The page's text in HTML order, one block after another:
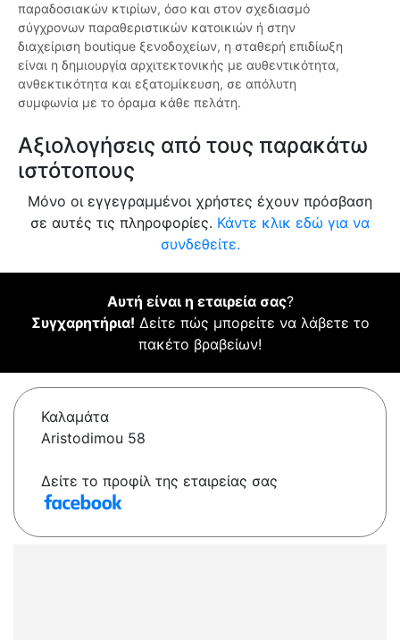
παραδοσιακών κτιρίων, όσο και στον σχεδιασμό
σύγχρονων παραθεριστικών κατοικιών ή στην
διαχείριση boutique ξενοδοχείων, η σταθερή επιδίωξη
είναι η δημιουργία αρχιτεκτονικής με αυθεντικότητα,
ανθεκτικότητα και εξατομίκευση, σε απόλυτη
συμφωνία με το όραμα κάθε πελάτη.
Αξιολογήσεις από τους παρακάτω
ιστότοπους
Μόνο οι εγγεγραμμένοι χρήστες έχουν πρόσβαση
σε αυτές τις πληροφορίες. Κάντε κλικ εδώ για να
συνδεθείτε.
Αυτή είναι η εταιρεία σας?
Συγχαρητήρια! Δείτε πώς μπορείτε να λάβετε το
πακέτο βραβείων!
Καλαμάτα
Aristodimou 58
Δείτε το προφίλ της εταιρείας σας